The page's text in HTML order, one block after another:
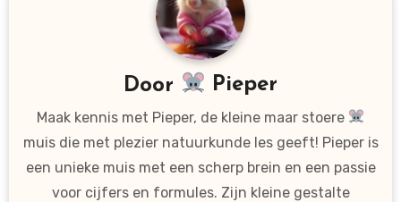
Door Pieper
Maak kennis met Pieper, de kleine maar stoere
muis die met plezier natuurkunde les geeft! Pieper is
een unieke muis met een scherp brein en een passie
voor cijfers en formules. Zijn kleine gestalte